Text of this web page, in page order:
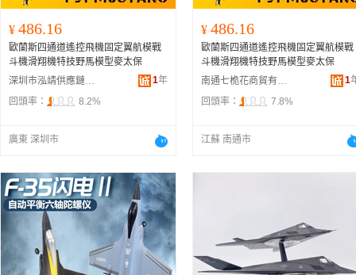
¥ 486.16
歐蘭斯四通道遙控飛機固定翼航模戰
斗機滑翔機特技野馬模型麥太保
深圳市泓靖供應鏈有限公司
1年
回頭率：
8.2%
廣東 深圳市
¥ 486.16
歐蘭斯四通道遙控飛機固定翼航模戰
斗機滑翔機特技野馬模型麥太保
南通七桅花商貿有限公司
1
回頭率：
7.8%
江蘇 南通市